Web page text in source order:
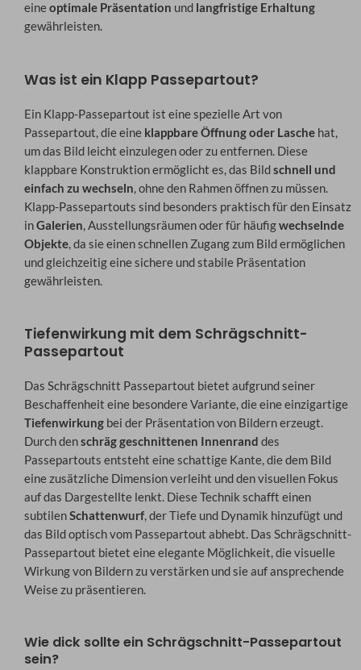
eineoptimale Präsentation und langfristige Erhaltung
gewährleisten.
Was ist ein Klapp Passepartout?
Ein Klapp-Passepartout ist eine spezielle Art von
Passepartout, die eine klappbare Öffnung oder Lasche hat,
um das Bild leicht einzulegen oder zu entfernen. Diese
klappbare Konstruktion ermöglicht es, das Bildschnell und
einfach zu wechseln, ohne den Rahmen öffnen zu müssen.
Klapp-Passepartouts sind besonders praktisch für den Einsatz
inGalerien, Ausstellungsräumen oder für häufigwechselnde
Objekte, da sie einen schnellen Zugang zum Bild ermöglichen
und gleichzeitig eine sichere und stabile Präsentation
gewährleisten.
Tiefenwirkung mit dem Schrägschnitt-
Passepartout
Das Schrägschnitt Passepartout bietet aufgrund seiner
Beschaffenheit eine besondere Variante, die eine einzigartige
Tiefenwirkung bei der Präsentation von Bildern erzeugt.
Durch denschräg geschnittenen Innenrand des
Passepartouts entsteht eine schattige Kante, die dem Bild
eine zusätzliche Dimension verleiht und den visuellen Fokus
auf das Dargestellte lenkt. Diese Technik schafft einen
subtilenSchattenwurf, der Tiefe und Dynamik hinzufügt und
das Bild optisch vom Passepartout abhebt. Das Schrägschnitt-
Passepartout bietet eine elegante Möglichkeit, die visuelle
Wirkung von Bildern zu verstärken und sie auf ansprechende
Weise zu präsentieren.
Wie dick sollte ein Schrägschnitt-Passepartout
sein?